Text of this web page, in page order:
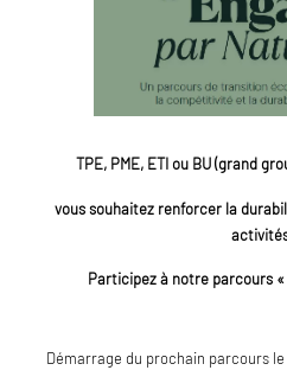
TPE, PME, ETI ou BU (grand
vous souhaitez renforcer la
Participez à notre parcours
Démarrage du prochain parcours le